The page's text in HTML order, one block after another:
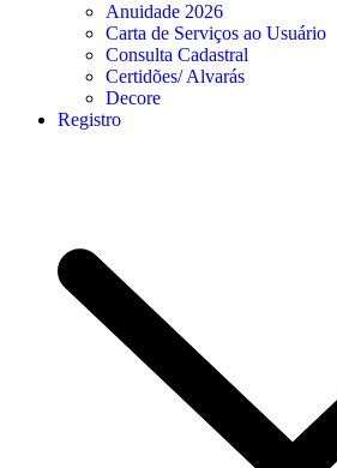
Anuidade 2026
Carta de Serviços ao Usuário
Consulta Cadastral
Certidões/ Alvarás
Decore
Registro